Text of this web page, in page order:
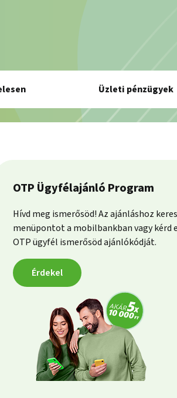
Üzleti pénzügyek
OTP Ügyfélajánló Program
Hívd meg ismerősöd! Az ajánláshoz
menüpontot a mobilbankban vagy kérd
OTP ügyfél ismerősöd ajánlókódját.
Érdekel